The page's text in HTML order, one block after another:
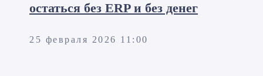
остаться без ERP и без денег
25 февраля 2026 11:00